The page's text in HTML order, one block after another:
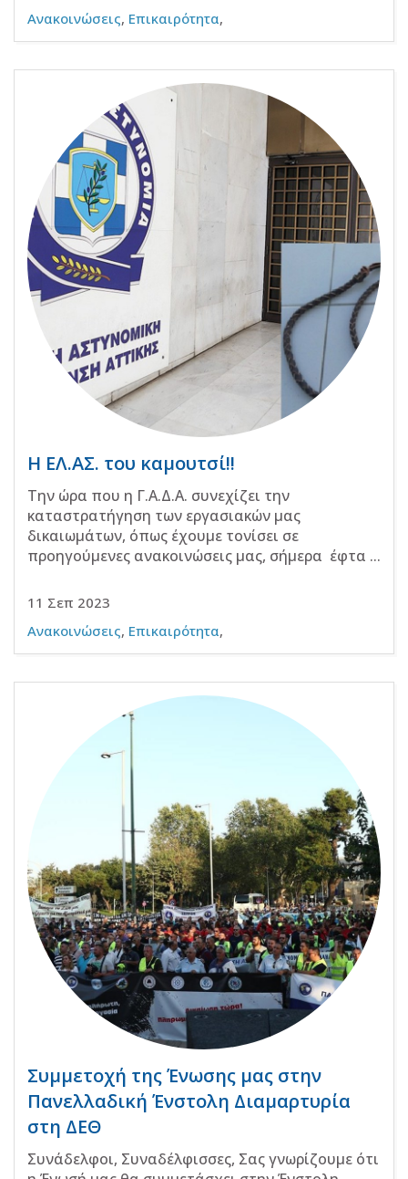
Ανακοινώσεις, Επικαιρότητα,
Η ΕΛ.ΑΣ. του καμουτσί!!
Την ώρα που η Γ.Α.Δ.Α. συνεχίζει την
καταστρατήγηση των εργασιακών μας
δικαιωμάτων, όπως έχουμε τονίσει σε
προηγούμενες ανακοινώσεις μας, σήμερα έφτα ...
11 Σεπ 2023
Ανακοινώσεις, Επικαιρότητα,
Συμμετοχή της Ένωσης μας στην
Πανελλαδική Ένστολη Διαμαρτυρία
στη ΔΕΘ
Συνάδελφοι, Συναδέλφισσες, Σας γνωρίζουμε ότι